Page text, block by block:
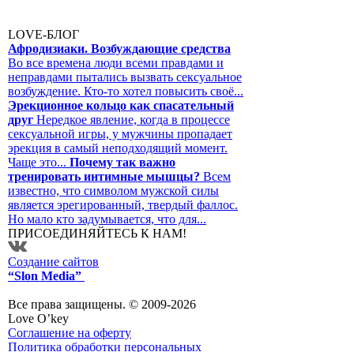
LOVE-БЛОГ
Афродизиаки. Возбуждающие средства
Во все времена люди всеми правдами и
неправдами пытались вызвать сексуальное
возбуждение. Кто-то хотел повысить своё...
Эрекционное кольцо как спасательный
друг Нередкое явление, когда в процессе
сексуальной игры, у мужчины пропадает
эрекция в самый неподходящий момент.
Чаще это... Почему так важно
тренировать интимные мышцы? Всем
известно, что символом мужской силы
является эрегированный, твердый фаллос.
Но мало кто задумывается, что для...
ПРИСОЕДИНЯЙТЕСЬ К НАМ!
Создание сайтов
“Slon Media”
Все права защищены. © 2009-2026
Love O’key
Соглашение на оферту
Политика обработки персональных